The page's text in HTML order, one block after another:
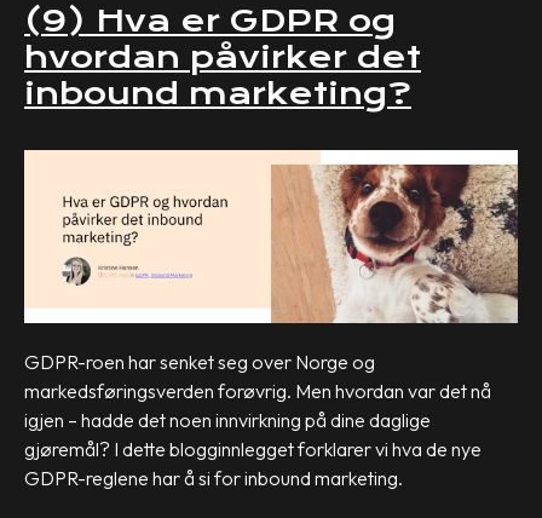
(9) Hva er GDPR og
hvordan påvirker det
inbound marketing?
GDPR-roen har senket seg over Norge og
markedsføringsverden forøvrig. Men hvordan var det nå
igjen – hadde det noen innvirkning på dine daglige
gjøremål? I dette blogginnlegget forklarer vi hva de nye
GDPR-reglene har å si for inbound marketing.